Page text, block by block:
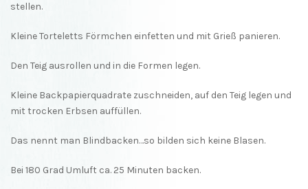
stellen.
Kleine Torteletts Förmchen einfetten und mit Grieß panieren.
Den Teig ausrollen und in die Formen legen.
Kleine Backpapierquadrate zuschneiden, auf den Teig legen und
mit trocken Erbsen auffüllen.
Das nennt man Blindbacken…so bilden sich keine Blasen.
Bei 180 Grad Umluft ca. 25 Minuten backen.